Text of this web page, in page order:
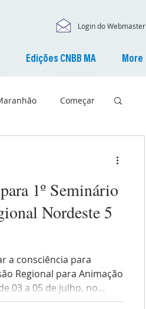
Login do Webmaster
Edições CNBB MA More
Começar
1º Seminário
Nordeste 5
a consciência para
Regional para Animação
03 a 05 de julho, no
em Caxias (MA), o 1º